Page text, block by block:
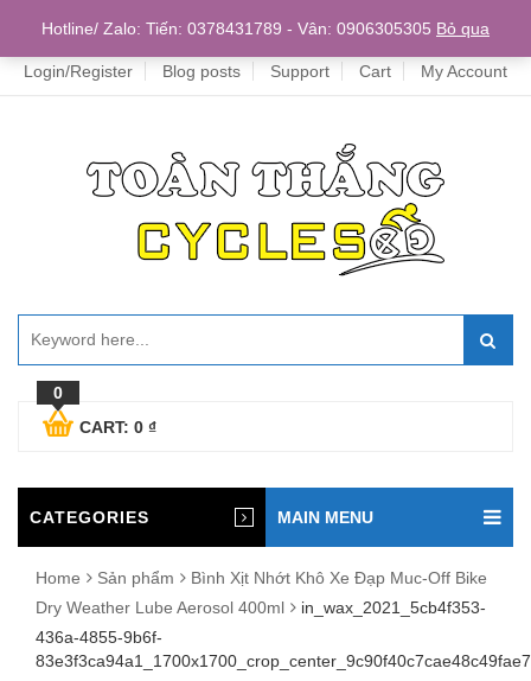
Home
Login/Register Blog posts Support Cart My Account
0
CART: 0 ₫
CATEGORIES MAIN MENU
Home Sản phẩm
Bình Xịt Nhớt Khô Xe Đạp Muc-Off Bike
Dry Weather Lube Aerosol 400ml
in_wax_2021_5cb4f353-
436a-4855-9b6f-
Hotline/ Zalo: Tiến: 0378431789 - Vân: 0906305305 Bỏ qua